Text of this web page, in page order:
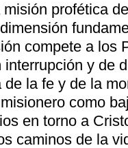
profética
compete a los
interrupción y de
la fe y de la
como
en torno a
caminos de la